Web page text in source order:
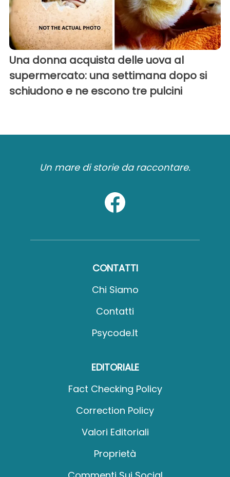
Una donna acquista delle uova al
supermercato: una settimana dopo si
schiudono e ne escono tre pulcini
Un mare di storie da raccontare.
CONTATTI
Chi Siamo
Contatti
Psycode.it
EDITORIALE
Fact Checking Policy
Correction Policy
Valori Editoriali
Proprietà